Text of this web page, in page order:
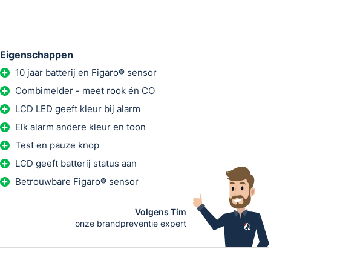
Eigenschappen
10 jaar batterij en Figaro® sensor
Combimelder - meet rook én CO
LCD LED geeft kleur bij alarm
Elk alarm andere kleur en toon
Test en pauze knop
LCD geeft batterij status aan
Betrouwbare Figaro® sensor
Volgens Tim
onze brandpreventie expert